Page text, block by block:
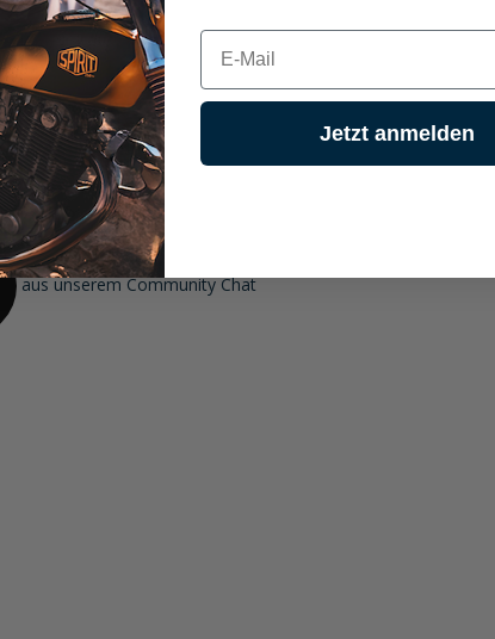
aus unserem Community Chat
E-mail
Jetzt anmelden